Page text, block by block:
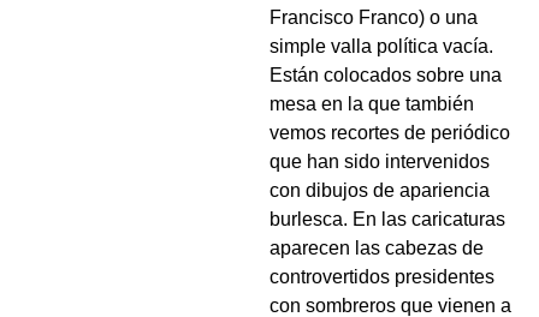
Francisco Franco) o una
simple valla política vacía.
Están colocados sobre una
mesa en la que también
vemos recortes de periódico
que han sido intervenidos
con dibujos de apariencia
burlesca. En las caricaturas
aparecen las cabezas de
controvertidos presidentes
con sombreros que vienen a